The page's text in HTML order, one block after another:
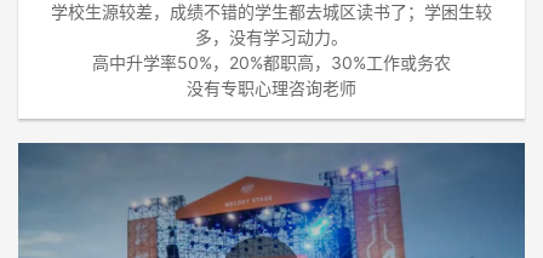
学校生源较差，成绩不错的学生都去城区读书了；学困生较
多，没有学习动力。
高中升学率50%，20%都职高，30%工作或务农
没有专职心理咨询老师